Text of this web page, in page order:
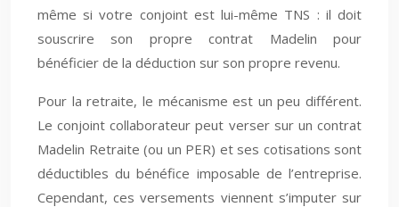
même si votre conjoint est lui-même TNS : il doit
souscrire son propre contrat Madelin pour
bénéficier de la déduction sur son propre revenu.
Pour la retraite, le mécanisme est un peu différent.
Le conjoint collaborateur peut verser sur un contrat
Madelin Retraite (ou un PER) et ses cotisations sont
déductibles du bénéfice imposable de l’entreprise.
Cependant, ces versements viennent s’imputer sur